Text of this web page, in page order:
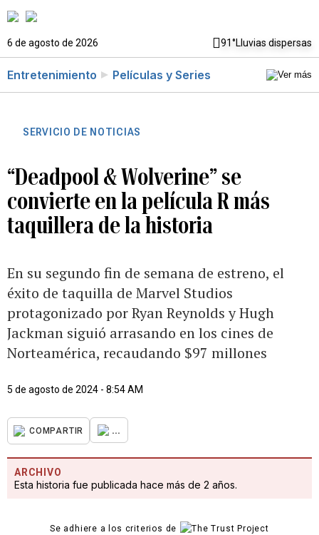
6 de agosto de 2026 91°Lluvias dispersas
Entretenimiento Películas y Series
SERVICIO DE NOTICIAS
“Deadpool & Wolverine” se
convierte en la película R más
taquillera de la historia
En su segundo fin de semana de estreno, el
éxito de taquilla de Marvel Studios
protagonizado por Ryan Reynolds y Hugh
Jackman siguió arrasando en los cines de
Norteamérica, recaudando $97 millones
5 de agosto de 2024 - 8:54 AM
COMPARTIR ...
ARCHIVO
Esta historia fue publicada hace más de 2 años.
Se adhiere a los criterios de